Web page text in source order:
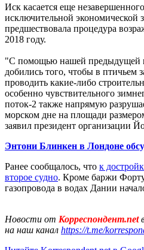
Иск касается еще
исключительной экономической
предшествовала процедура
2018 году.
"С помощью нашей предыдущей
добились того, чтобы в птичьем
проводить какие-либо
особенно чувствительного
поток-2 также напрямую
морском дне на площади
заявил президент организации
Энтони Блинкен в Лондоне
Ранее сообщалось, что к
второе судно. Кроме баржи
газопровода в водах Дании
Новости от Корреспондент.net
на наш канал https://t.me/